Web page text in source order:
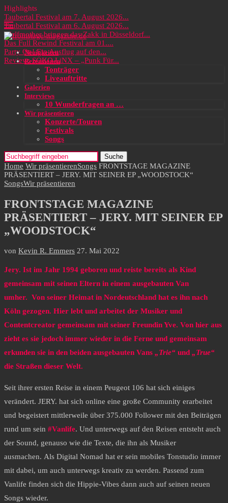
Highlights
Taubertal Festival am 7. August 2026...
Taubertal Festival am 6. August 2026...
Wolfmother bringen das Zakk in Düsseldorf...
Das Full Rewind Festival am 01....
Party On! Ein Ausflug auf den...
Review: SOKO LiNX – „Punk Für...
Neuigkeiten
Rezensionen
Tonträger
Liveauftritte
Galerien
Interviews
10 Wunderfragen an …
Wir präsentieren
Konzerte/Touren
Festivals
Songs
Suche
Home Wir präsentierenSongs FRONTSTAGE MAGAZINE
PRÄSENTIERT – JERY. MIT SEINER EP „WOODSTOCK“
SongsWir präsentieren
FRONTSTAGE MAGAZINE
PRÄSENTIERT – JERY. MIT SEINER EP
„WOODSTOCK“
von Kevin R. Emmers 27. Mai 2022
Jery. Ist im Jahr 1994 geboren und reiste bereits als Kind
gemeinsam mit seinen Eltern in einem ausgebauten Van
umher. Von seiner Heimat in Nordeutschland hat es ihn nach
Köln gezogen. Hier lebt und arbeitet der Musiker und
Contentcreator gemeinsam mit seiner Freundin Yve. Von hier aus
zieht es sie jedoch immer wieder in die Ferne und gemeinsam
erkunden sie in den beiden ausgebauten Vans „Trie“ und „True“
die Straßen dieser Welt.
Seit ihrer ersten Reise in einem Peugeot 106 hat sich einiges
verändert. JERY. hat sich online eine große Community erarbeitet
und begeistert mittlerweile über 375.000 Follower mit den Beiträgen
rund um sein #Vanlife. Und unterwegs auf den Reisen entsteht auch
der Sound, genauso wie die Texte, die ihn als Musiker
ausmachen. Als Digital Nomad hat er sein mobiles Tonstudio immer
mit dabei, um auch unterwegs kreativ zu werden. Passend zum
Vanlife finden sich die Hippie-Vibes dann auch auf seinen neuen
Songs wieder.